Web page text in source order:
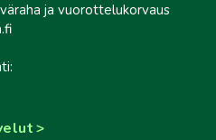
ja vuorottelukorvaus